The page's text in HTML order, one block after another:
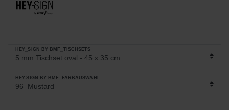
HEY_SIGN BY BMF_TISCHSETS
HEY-SIGN BY BMF_FARBAUSWAHL